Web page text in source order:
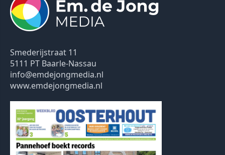
Smederijstraat 11
5111 PT Baarle-Nassau
info@emdejongmedia.nl
www.emdejongmedia.nl